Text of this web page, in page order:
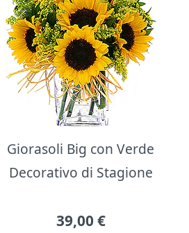
Giorasoli Big con Verde
Decorativo di Stagione
39,00 €